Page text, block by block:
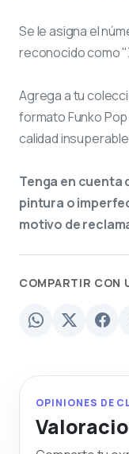
Se le asigna el
reconocido como
Agrega a tu
formato Funko
calidad
Tenga en cuenta
pintura o
motivo de
COMPARTIR CON
OPINIONES DE